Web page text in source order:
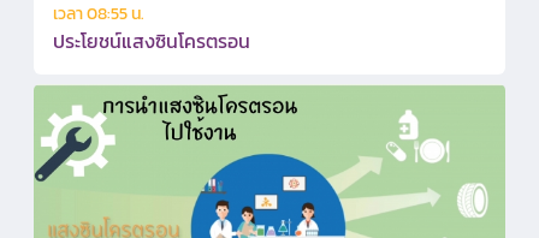
เวลา 08:55 น.
ประโยชน์แสงซินโครตรอน